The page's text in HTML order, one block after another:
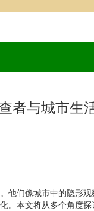
者与城市生
们像城市中的隐形
本文将从多个角度